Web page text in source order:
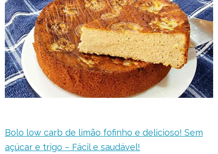
Bolo low carb de limão fofinho e delicioso! Sem
açúcar e trigo – Fácil e saudável!